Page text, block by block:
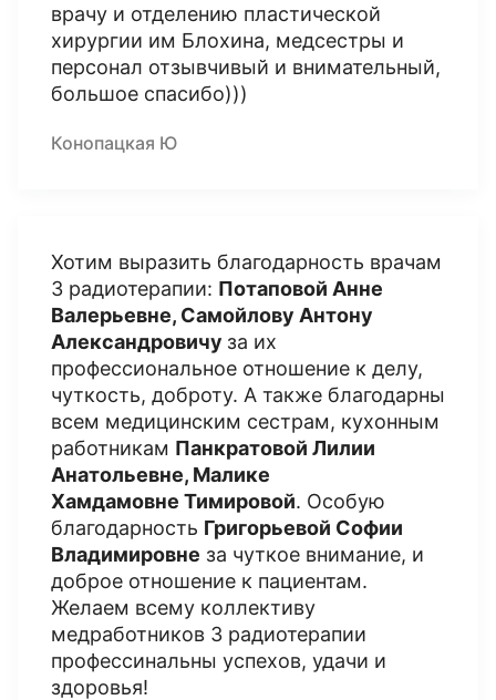
врачу и отделению пластической
хирургии им Блохина, медсестры и
персонал отзывчивый и внимательный,
большое спасибо)))
Конопацкая Ю
Хотим выразить благодарность врачам
3 радиотерапии: Потаповой Анне
Валерьевне, Самойлову Антону
Александровичу за их
профессиональное отношение к делу,
чуткость, доброту. А также благодарны
всем медицинским сестрам, кухонным
работникам Панкратовой Лилии
Анатольевне, Малике
Хамдамовне Тимировой. Особую
благодарность Григорьевой Софии
Владимировне за чуткое внимание, и
доброе отношение к пациентам.
Желаем всему коллективу
медработников 3 радиотерапии
профессинальны успехов, удачи и
здоровья!